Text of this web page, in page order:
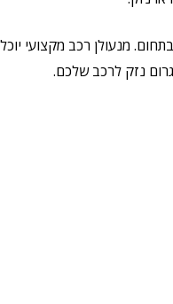
בתחום. מנעולן רכב מקצועי יוכל
נזק לרכב שלכם.